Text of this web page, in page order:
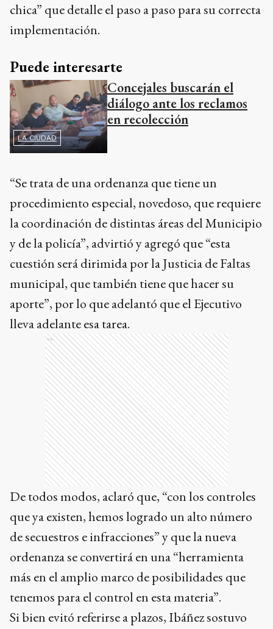
chica” que detalle el paso a paso para su correcta
implementación.
Puede interesarte
LA CIUDAD
Concejales buscarán el
diálogo ante los reclamos
en recolección
“Se trata de una ordenanza que tiene un
procedimiento especial, novedoso, que requiere
la coordinación de distintas áreas del Municipio
y de la policía”, advirtió y agregó que “esta
cuestión será dirimida por la Justicia de Faltas
municipal, que también tiene que hacer su
aporte”, por lo que adelantó que el Ejecutivo
lleva adelante esa tarea.
Ads
De todos modos, aclaró que, “con los controles
que ya existen, hemos logrado un alto número
de secuestros e infracciones” y que la nueva
ordenanza se convertirá en una “herramienta
más en el amplio marco de posibilidades que
tenemos para el control en esta materia”.
Si bien evitó referirse a plazos, Ibáñez sostuvo